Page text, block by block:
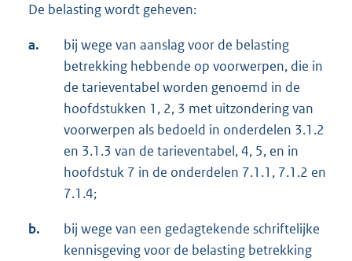
De belasting wordt geheven:
a.
bij wege van aanslag voor de belasting
betrekking hebbende op voorwerpen, die in
de tarieventabel worden genoemd in de
hoofdstukken 1, 2, 3 met uitzondering van
voorwerpen als bedoeld in onderdelen 3.1.2
en 3.1.3 van de tarieventabel, 4, 5, en in
hoofdstuk 7 in de onderdelen 7.1.1, 7.1.2 en
7.1.4;
b.
bij wege van een gedagtekende schriftelijke
kennisgeving voor de belasting betrekking